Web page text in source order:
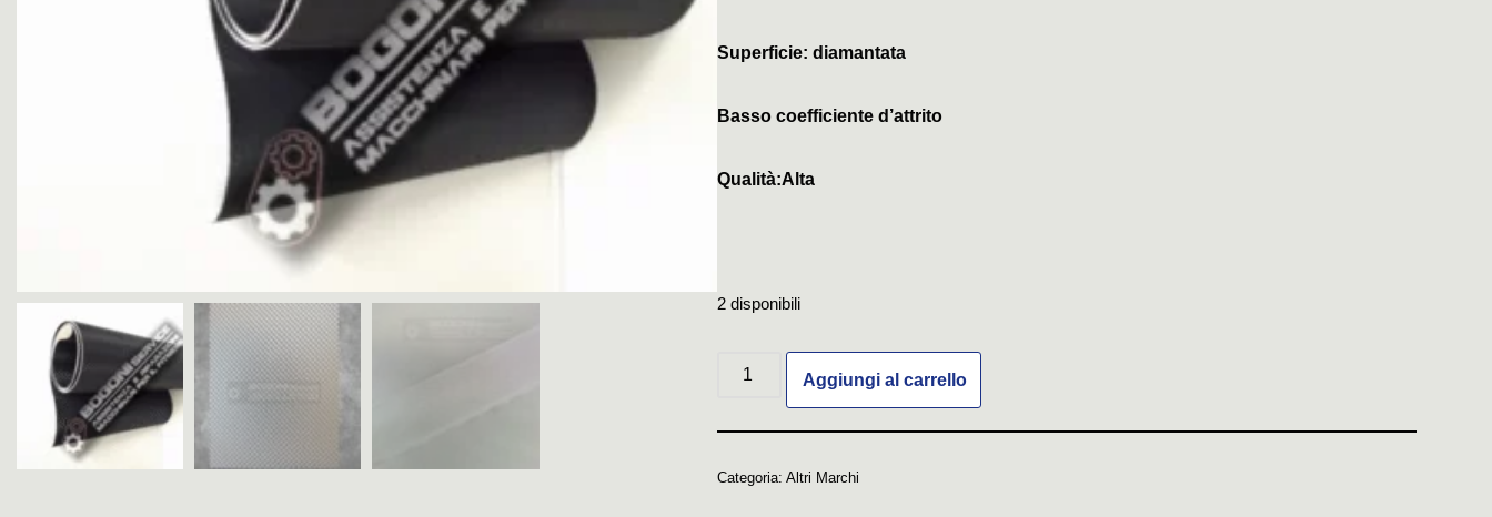
Superficie: diamantata
Basso coefficiente d’attrito
Qualità:Alta
2 disponibili
Aggiungi al carrello
Categoria: Altri Marchi